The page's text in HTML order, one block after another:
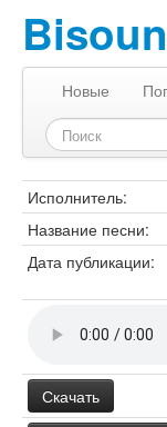
Новые
Исполнитель:
Название песни:
Дата публикации:
Скачать